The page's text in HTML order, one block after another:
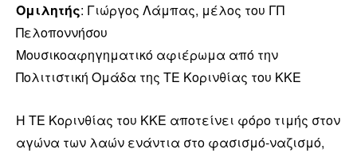
Ομιλητής: Γιώργος Λάμπας, μέλος του ΓΠ
Πελοποννήσου
Μουσικοαφηγηματικό αφιέρωμα από την
Πολιτιστική Ομάδα της ΤΕ Κορινθίας του ΚΚΕ
Η ΤΕ Κορινθίας του ΚΚΕ αποτείνει φόρο τιμής στον
αγώνα των λαών ενάντια στο φασισμό-ναζισμό,